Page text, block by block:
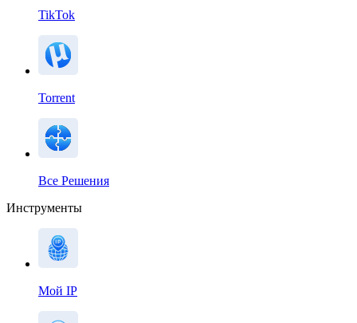
TikTok
Torrent
Все Решения
Инструменты
Мой IP